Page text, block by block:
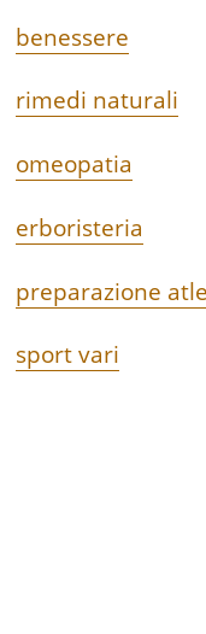
benessere
rimedi naturali
omeopatia
erboristeria
preparazione
sport vari